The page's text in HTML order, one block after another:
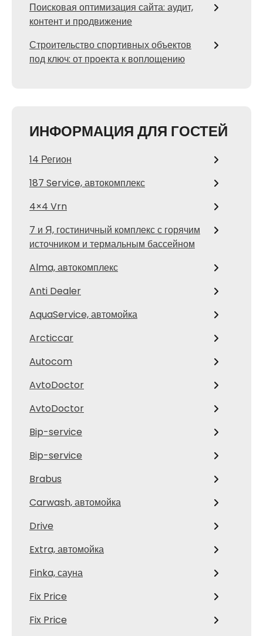
Поисковая оптимизация сайта: аудит,
контент и продвижение
Строительство спортивных объектов
под ключ: от проекта к воплощению
ИНФОРМАЦИЯ ДЛЯ ГОСТЕЙ
14 Регион
187 Service, автокомплекс
4×4 Vrn
7 и Я, гостиничный комплекс с горячим
источником и термальным бассейном
Alma, автокомплекс
Anti Dealer
AquaService, автомойка
Arcticcar
Autocom
AvtoDoctor
AvtoDoctor
Bip-service
Bip-service
Brabus
Carwash, автомойка
Drive
Extra, автомойка
Finka, сауна
Fix Price
Fix Price